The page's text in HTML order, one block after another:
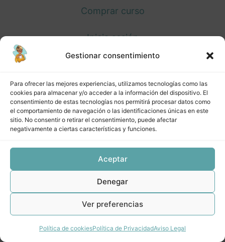
Gestionar consentimiento
Para ofrecer las mejores experiencias, utilizamos tecnologías como las
cookies para almacenar y/o acceder a la información del dispositivo. El
consentimiento de estas tecnologías nos permitirá procesar datos como
el comportamiento de navegación o las identificaciones únicas en este
sitio. No consentir o retirar el consentimiento, puede afectar
negativamente a ciertas características y funciones.
Aceptar
Denegar
Ver preferencias
Política de cookiesPolítica de PrivacidadAviso Legal
Módulo 4: Números
Biblioteca
Guía Agile
PMBOK® Séptima edición
Comprar curso
Inicia sesión
Anterior Siguiente